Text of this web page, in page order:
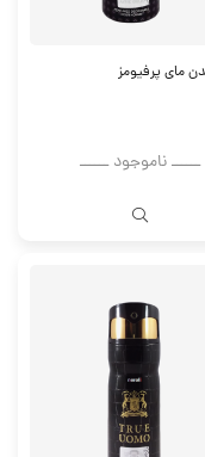
مای پرفیومز
ــــــ ناموجود ــــــ